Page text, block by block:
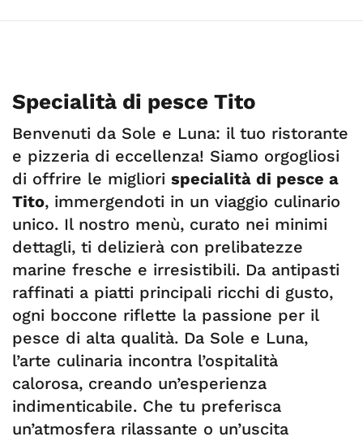
Specialità di pesce Tito
Benvenuti da Sole e Luna: il tuo ristorante
e pizzeria di eccellenza! Siamo orgogliosi
di offrire le migliori specialità di pesce a
Tito, immergendoti in un viaggio culinario
unico. Il nostro menù, curato nei minimi
dettagli, ti delizierà con prelibatezze
marine fresche e irresistibili. Da antipasti
raffinati a piatti principali ricchi di gusto,
ogni boccone riflette la passione per il
pesce di alta qualità. Da Sole e Luna,
l’arte culinaria incontra l’ospitalità
calorosa, creando un’esperienza
indimenticabile. Che tu preferisca
un’atmosfera rilassante o un’uscita